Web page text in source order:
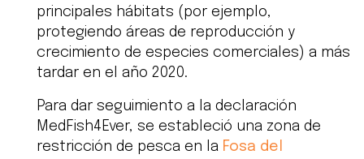
principales hábitats (por ejemplo,
protegiendo áreas de reproducción y
crecimiento de especies comerciales) a más
tardar en el año 2020.
Para dar seguimiento a la declaración
MedFish4Ever, se estableció una zona de
restricción de pesca en la Fosa del